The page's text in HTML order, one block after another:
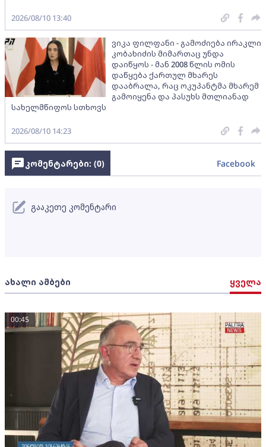
2026/08/10 13:40
ვიკა ფილფანი - გამოძიება ირაკლი
კობახიძის მიმართაც უნდა
დაიწყოს - მან 2008 წლის ომის
დაწყება ქართულ მხარეს
დააბრალა, რაც ოკუპანტმა მხარემ
გამოიყენა და პასუხს მთლიანად
სახელმწიფოს სთხოვს
2026/08/10 14:23
ახალი ამბები ყველა
00:45
კომენტარები: (0) Facebook
გააკეთე კომენტარი